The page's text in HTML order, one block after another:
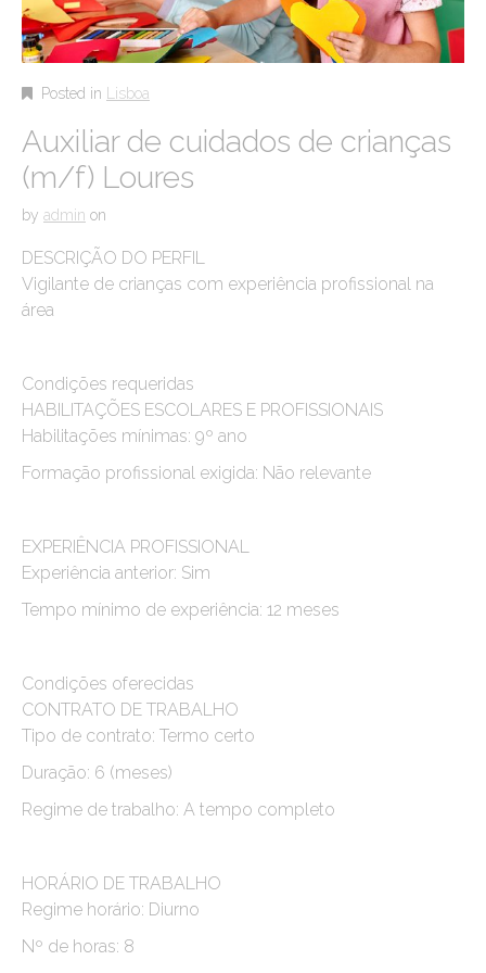
Posted in Lisboa
Auxiliar de cuidados de crianças
(m/f) Loures
by admin on
DESCRIÇÃO DO PERFIL
Vigilante de crianças com experiência profissional na
área
Condições requeridas
HABILITAÇÕES ESCOLARES E PROFISSIONAIS
Habilitações mínimas: 9º ano
Formação profissional exigida: Não relevante
EXPERIÊNCIA PROFISSIONAL
Experiência anterior: Sim
Tempo mínimo de experiência: 12 meses
Condições oferecidas
CONTRATO DE TRABALHO
Tipo de contrato: Termo certo
Duração: 6 (meses)
Regime de trabalho: A tempo completo
HORÁRIO DE TRABALHO
Regime horário: Diurno
Nº de horas: 8